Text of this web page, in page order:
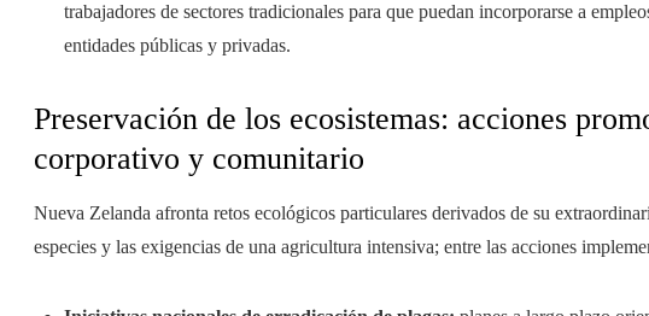
trabajadores de sectores tradicionales para que puedan incorporarse a
entidades públicas y privadas.
Preservación de los ecosistemas: acciones
corporativo y comunitario
Nueva Zelanda afronta retos ecológicos particulares derivados de su
especies y las exigencias de una agricultura intensiva; entre las acciones